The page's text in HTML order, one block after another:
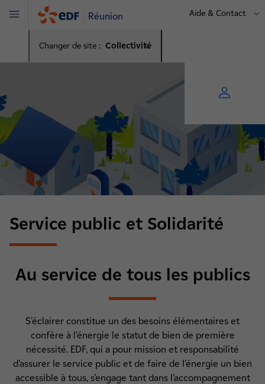
Réunion
Changer de site : Collectivité
Aide & Contact
Menu
Service public et Solidarité
Au service de tous les publics
S’éclairer constitue un des besoins élémentaires et
confère à l’énergie le statut de bien de première
nécessité. EDF, qui a pour mission et responsabilité
d’assurer le service public et de faire de l’énergie un bien
accessible à tous, s’engage tant dans l’accompagnement